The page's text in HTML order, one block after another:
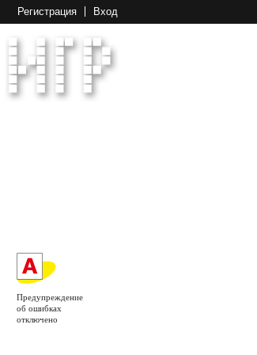
Регистрация Вход
Предупреждение
об ошибках
отключено